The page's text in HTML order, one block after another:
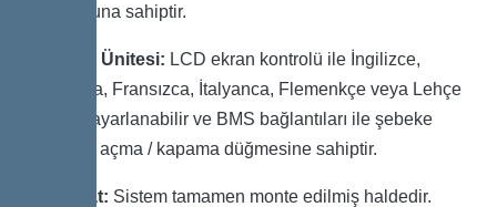
musluğuna sahiptir.
Kontrol Ünitesi: LCD ekran kontrolü ile İngilizce,
Almanca, Fransızca, İtalyanca, Flemenkçe veya Lehçe
dilinde ayarlanabilir ve BMS bağlantıları ile şebeke
elektriği açma / kapama düğmesine sahiptir.
Teslimat: Sistem tamamen monte edilmiş haldedir.